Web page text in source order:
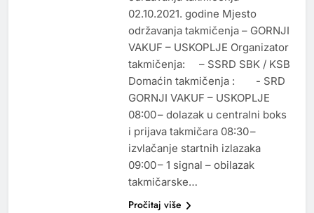
02.10.2021. godine Mjesto
održavanja takmičenja – GORNJI
VAKUF – USKOPLJE Organizator
takmičenja: – SSRD SBK / KSB
Domaćin takmičenja : - SRD
GORNJI VAKUF – USKOPLJE
08:00 – dolazak u centralni boks
i prijava takmičara 08:30 –
izvlačanje startnih izlazaka
09:00 – 1 signal – obilazak
takmičarske…
Pročitaj više